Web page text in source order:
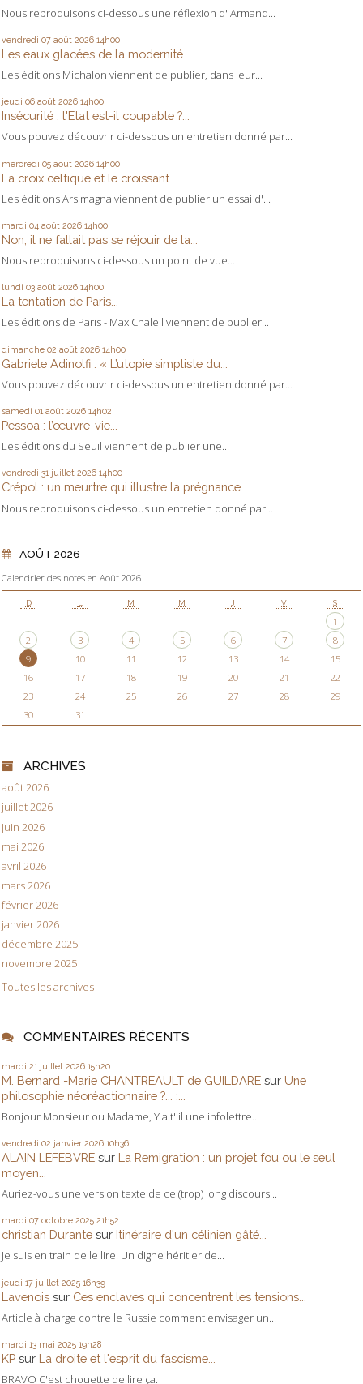
Nous reproduisons ci-dessous une réflexion d' Armand...
vendredi 07 août 2026 14h00
Les eaux glacées de la modernité...
Les éditions Michalon viennent de publier, dans leur...
jeudi 06 août 2026 14h00
Insécurité : l'Etat est-il coupable ?...
Vous pouvez découvrir ci-dessous un entretien donné par...
mercredi 05 août 2026 14h00
La croix celtique et le croissant...
Les éditions Ars magna viennent de publier un essai d'...
mardi 04 août 2026 14h00
Non, il ne fallait pas se réjouir de la...
Nous reproduisons ci-dessous un point de vue...
lundi 03 août 2026 14h00
La tentation de Paris...
Les éditions de Paris - Max Chaleil viennent de publier...
dimanche 02 août 2026 14h00
Gabriele Adinolfi : « L’utopie simpliste du...
Vous pouvez découvrir ci-dessous un entretien donné par...
samedi 01 août 2026 14h02
Pessoa : l’œuvre-vie...
Les éditions du Seuil viennent de publier une...
vendredi 31 juillet 2026 14h00
Crépol : un meurtre qui illustre la prégnance...
Nous reproduisons ci-dessous un entretien donné par...
AOÛT 2026
Calendrier des notes en Août 2026
D L M M J V S
1
2
3 4 5 6 7
8
9
10 11 12 13 14
15
16
17 18 19 20 21
22
23
24 25 26 27 28
29
30
31
ARCHIVES
août 2026
juillet 2026
juin 2026
mai 2026
avril 2026
mars 2026
février 2026
janvier 2026
décembre 2025
novembre 2025
Toutes les archives
COMMENTAIRES RÉCENTS
mardi 21 juillet 2026 15h20
M. Bernard -Marie CHANTREAULT de GUILDARE sur Une
philosophie néoréactionnaire ?... :...
Bonjour Monsieur ou Madame, Y a t' il une infolettre...
vendredi 02 janvier 2026 10h36
ALAIN LEFEBVRE sur La Remigration : un projet fou ou le seul
moyen...
Auriez-vous une version texte de ce (trop) long discours...
mardi 07 octobre 2025 21h52
christian Durante sur Itinéraire d'un célinien gâté...
Je suis en train de le lire. Un digne héritier de...
jeudi 17 juillet 2025 16h39
Lavenois sur Ces enclaves qui concentrent les tensions...
Article à charge contre le Russie comment envisager un...
mardi 13 mai 2025 19h28
KP sur La droite et l'esprit du fascisme...
BRAVO C'est chouette de lire ça.